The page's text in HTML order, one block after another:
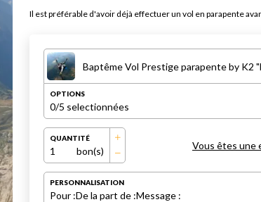
Il est préférable d'avoir déjà effectuer un vol en parapente
OPTIONS
0/5 selectionnées
QUANTITÉ
1 bon(s) Vous êtes une
PERSONNALISATION
Pour :De la part de :Message :